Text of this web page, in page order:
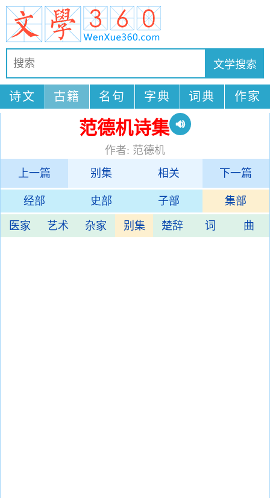
诗文 古籍 名句 字典 词典 作家
范德机诗集
作者: 范德机
上一篇
别集 相关 下一篇
经部 史部 子部 集部
医家 艺术 杂家 别集 楚辞 词 曲